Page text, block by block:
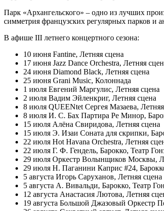
Парк «Архангельского» – одно из лучших
симметрия французских регулярных парков и
В афише III летнего концертного сезона:
10 июня Fantine, Летняя сцена
17 июня Jazz Dance Orchestra, Летняя
24 июня Diamond Black, Летняя сцена
25 июня Grani Music, Колоннада
1 июля Евгений Маргулис, Летняя сцена
2 июля Вадим Эйленкриг, Летняя сцена
8 июля QUEENtet Сергея Мазаева,
8 июля И. С. Бах Партира Ре Минор,
15 июля Алёна Свиридова, Летняя сцена
15 июля Э. Изаи Соната для скрипки,
22 июля Hot Havana Orchestra, Летняя
22 июля Г. Ф. Гендель, Барокко, Театр
29 июля Оркестр Волынщиков Москвы,
29 июля Н. Паганини Каприс #24,
5 августа Игорь Саруханов, Летняя сцена
5 августа А. Вивальди, Барокко, Театр
12 августа Анастасия Лютова, Летняя
19 августа Большой Джазовый Оркестр